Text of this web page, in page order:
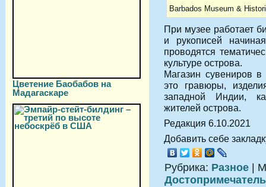
Цветение Баобабов на
Мадагаскаре
Barbados Museum &
При музее работает
и рукописей
проводятся
культуре острова.
Магазин сувениров в
это гравюры,
западной Индии,
жителей острова.
Редакция 6.10.2021
Добавить себе
Рубрика: Разное |